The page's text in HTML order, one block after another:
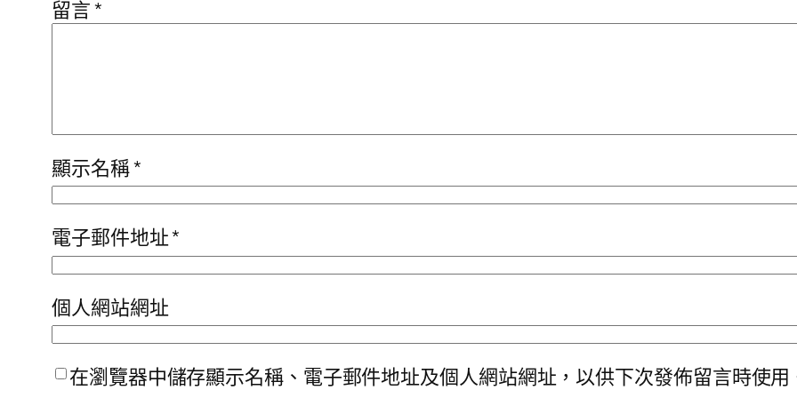
留言*
顯示名稱*
電子郵件地址*
個人網站網址
在瀏覽器中儲存顯示名稱、電子郵件地址及個人網站網址，以供下次發佈留言時使用